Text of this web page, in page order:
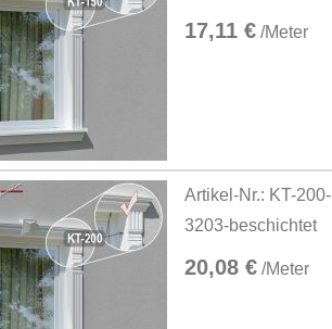
17,11 € /Meter
Artikel-Nr.: KT-200-
3203-beschichtet
20,08 € /Meter